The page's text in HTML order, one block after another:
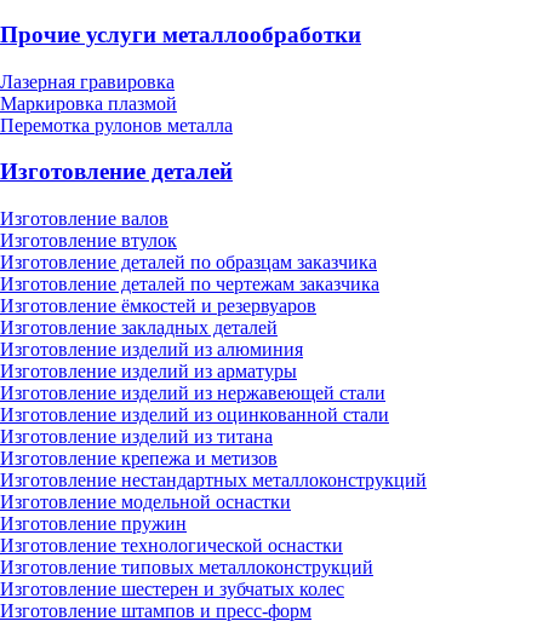
Прочие услуги металлообработки
Лазерная гравировка
Маркировка плазмой
Перемотка рулонов металла
Изготовление деталей
Изготовление валов
Изготовление втулок
Изготовление деталей по образцам заказчика
Изготовление деталей по чертежам заказчика
Изготовление ёмкостей и резервуаров
Изготовление закладных деталей
Изготовление изделий из алюминия
Изготовление изделий из арматуры
Изготовление изделий из нержавеющей стали
Изготовление изделий из оцинкованной стали
Изготовление изделий из титана
Изготовление крепежа и метизов
Изготовление нестандартных металлоконструкций
Изготовление модельной оснастки
Изготовление пружин
Изготовление технологической оснастки
Изготовление типовых металлоконструкций
Изготовление шестерен и зубчатых колес
Изготовление штампов и пресс-форм